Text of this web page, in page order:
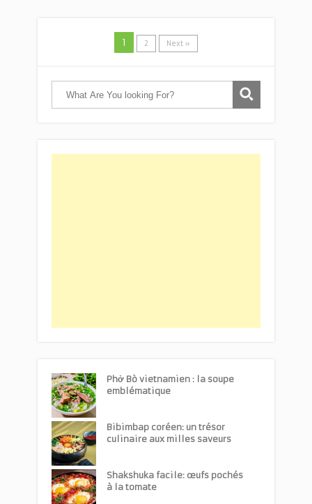
1 2 Next »
Phở Bò vietnamien : la soupe
emblématique
Bibimbap coréen: un trésor
culinaire aux milles saveurs
Shakshuka facile: œufs pochés
à la tomate